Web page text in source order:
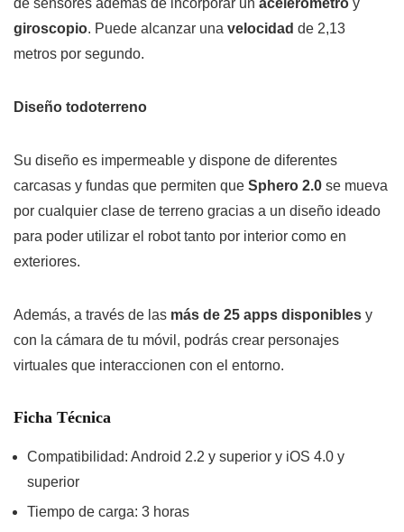
giroscopio. Puede alcanzar una velocidad de 2,13
metros por segundo.
Diseño todoterreno
Su diseño es impermeable y dispone de diferentes
carcasas y fundas que permiten que Sphero 2.0 se mueva
por cualquier clase de terreno gracias a un diseño ideado
para poder utilizar el robot tanto por interior como en
exteriores.
Además, a través de las más de 25 apps disponibles y
con la cámara de tu móvil, podrás crear personajes
virtuales que interaccionen con el entorno.
Ficha Técnica
Compatibilidad: Android 2.2 y superior y iOS 4.0 y
superior
Tiempo de carga: 3 horas